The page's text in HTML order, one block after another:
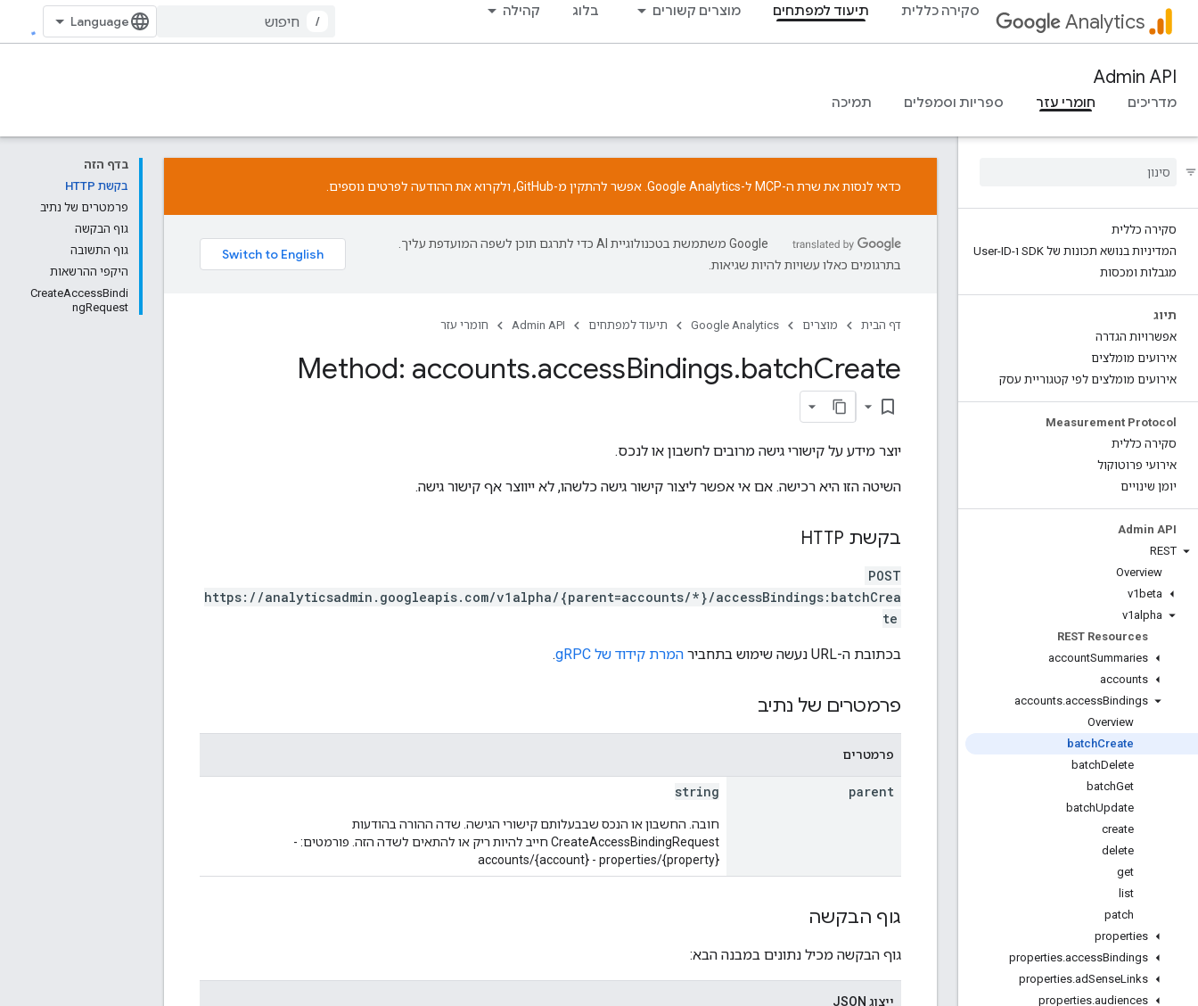
Analytics סקירה כללית תיעוד למפתחים מוצרים קשורים בלוג קהילה
/
Admin API
מדריכים חומרי עזר ספריות וסמפלים תמיכה
סקירה כללית
המדיניות בנושא תכונות של SDK ו-User-ID
מגבלות ומכסות
תיוג
אפשרויות הגדרה
אירועים מומלצים
אירועים מומלצים לפי קטגוריית עסק
Measurement Protocol
סקירה כללית
אירועי פרוטוקול
יומן שינויים
Admin API
REST
Overview
v1beta
v1alpha
REST Resources
accountSummaries
accounts
accounts.accessBindings
Overview
batchCreate
batchDelete
batchGet
batchUpdate
create
delete
get
list
patch
properties
properties.accessBindings
properties.adSenseLinks
properties.audiences
בדף הזה
בקשת HTTP
פרמטרים של נתיב
גוף הבקשה
גוף התשובה
היקפי ההרשאות
CreateAccessBindi
ngRequest
כדאי לנסות את שרת ה-MCP ל-Google Analytics. אפשר להתקין מ- GitHub, ולקרוא את ההודעה לפרטים נוספים.
‫Google משתמשת בטכנולוגיית AI כדי לתרגם תוכן לשפה המועדפת עליך.
בתרגומים כאלו עשויות להיות שגיאות.
דף הבית מוצרים Google Analytics תיעוד למפתחים Admin API חומרי עזר
Method: accounts.accessBindings.batchCreate
bookmark_border
יוצר מידע על קישורי גישה מרובים לחשבון או לנכס.
השיטה הזו היא רכישה. אם אי אפשר ליצור קישור גישה כלשהו, לא ייווצר אף קישור גישה.
בקשת HTTP
POST
https://analyticsadmin.googleapis.com/v1alpha/{parent=accounts/*}/accessBindings:batchCrea
te
בכתובת ה-URL נעשה שימוש בתחביר המרת קידוד של gRPC .
פרמטרים של נתיב
פרמטרים
parent
string
חובה. החשבון או הנכס שבבעלותם קישורי הגישה. שדה ההורה בהודעות
CreateAccessBindingRequest חייב להיות ריק או להתאים לשדה הזה. פורמטים: -
accounts/{account} - properties/{property}
גוף הבקשה
גוף הבקשה מכיל נתונים במבנה הבא:
ייצוג JSON